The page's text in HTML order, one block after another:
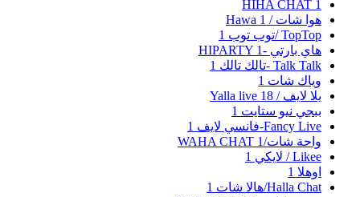
HIHA CHAT 1
هوا شات / Hawa 1
TopTop /توب توب
1
هاي بارتي -HIPARTY1
Talk Talk -تالك تالك
1
وياك شات 1
يلا لايف / Yalla live 18
ببجي نيو ستايت 1
Fancy Live-فانسي لايف
1
واحة شات/WAHA CHAT1
Likee / لايكي
1
اوهلا 1
Halla Chat/هالا شات
1